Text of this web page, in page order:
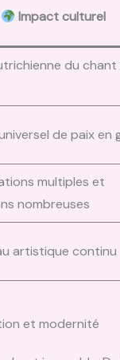
Impact culturel
du chant
de paix en
multiples et
nombreuses
artistique continu
et modernité